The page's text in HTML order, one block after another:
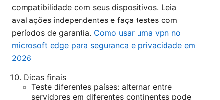
compatibilidade com seus dispositivos. Leia
avaliações independentes e faça testes com
períodos de garantia. Como usar uma vpn no
microsoft edge para seguranca e privacidade em
2026
Dicas finais
Teste diferentes países: alternar entre
servidores em diferentes continentes pode